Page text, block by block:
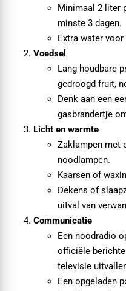
Minimaal 2 liter
minste 3 dagen.
Extra water
Voedsel
Lang houdbare
gedroogd fruit,
Denk aan een
gasbrandertje
Licht en warmte
Zaklampen met
noodlampen.
Kaarsen of
Dekens of
uitval van
Communicatie
Een noodradio
officiële
televisie
Een opgeladen